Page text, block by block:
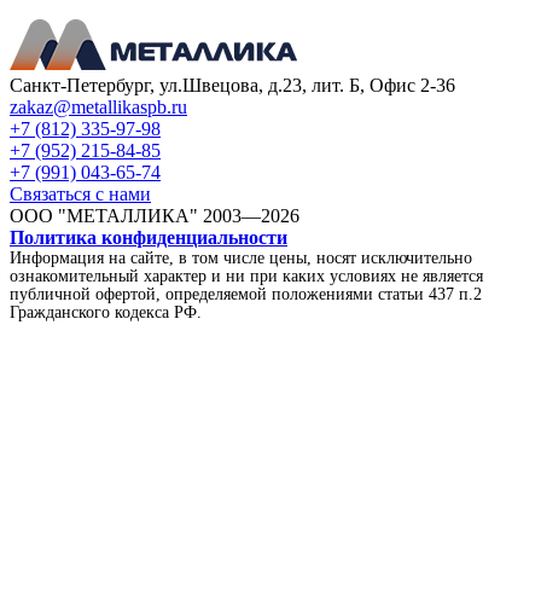
Санкт-Петербург, ул.Швецова, д.23, лит. Б, Офис 2-36
zakaz@metallikaspb.ru
+7 (812) 335-97-98
+7 (952) 215-84-85
+7 (991) 043-65-74
Связаться с нами
ООО "МЕТАЛЛИКА" 2003—2026
Политика конфиденциальности
Информация на сайте, в том числе цены, носят исключительно
ознакомительный характер и ни при каких условиях не является
публичной офертой, определяемой положениями статьи 437 п.2
Гражданского кодекса РФ.